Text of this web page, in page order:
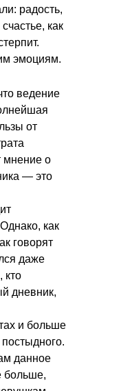
радость,
как
эмоциям.
ведение
от
мнение о
— это
как
говорят
даже
кто
дневник,
и больше
данное
больше,